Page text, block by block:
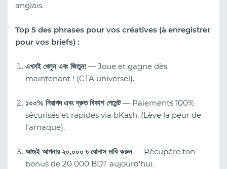
anglais.
Top 5 des phrases pour vos créatives (à enregistrer
pour vos briefs) :
এখনই খেলুন এবং জিতুন! — Joue et gagne dès
maintenant ! (CTA universel).
১০০% নিরাপদ এবং দ্রুত বিকাশ পেমেন্ট— Paiements 100%
sécurisés et rapides via bKash. (Lève la peur de
l'arnaque).
আজই আপনার ২০,০০০ ৳ বোনাস দাবি করুন— Récupère ton
bonus de 20 000 BDT aujourd'hui.